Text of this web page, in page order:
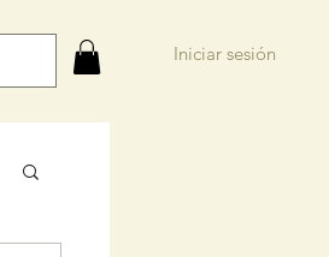
Iniciar sesión